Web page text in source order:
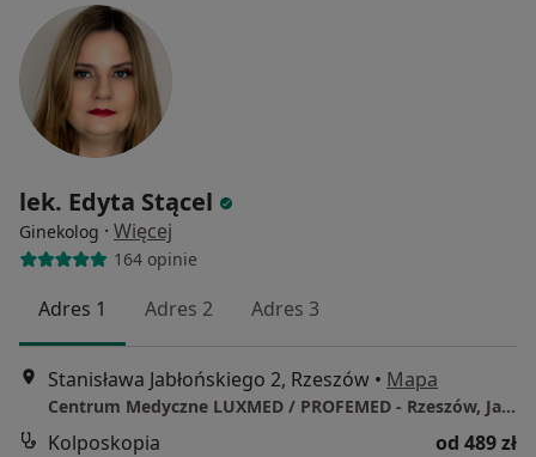
lek. Edyta Stącel
Ginekolog · Więcej
164 opinie
Adres 1 Adres 2 Adres 3
Stanisława Jabłońskiego 2, Rzeszów • Mapa
Centrum Medyczne LUXMED / PROFEMED - Rzeszów, Jabłońskiego 2
Kolposkopia
od 489 zł